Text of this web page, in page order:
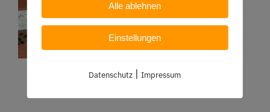
Alle ablehnen
Einstellungen
Datenschutz |Impressum